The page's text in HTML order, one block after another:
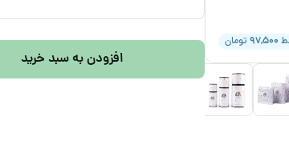
۹۷,۵۰۰ تومان
افزودن به سبد خرید